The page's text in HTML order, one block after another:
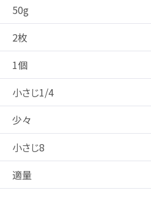
50g
2枚
1個
小さじ1/4
少々
小さじ8
適量